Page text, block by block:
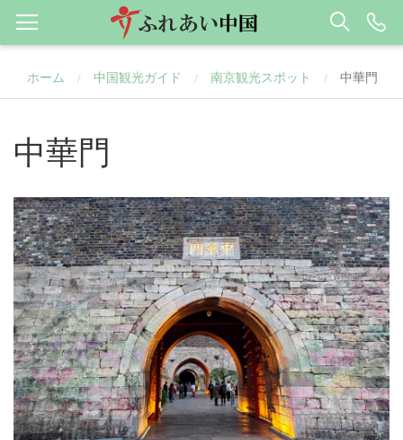
ホーム / 中国観光ガイド / 南京観光スポット / 中華門
中華門